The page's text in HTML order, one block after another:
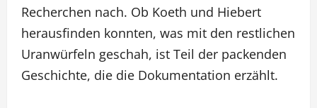
Recherchen nach. Ob Koeth und Hiebert
herausfinden konnten, was mit den restlichen
Uranwürfeln geschah, ist Teil der packenden
Geschichte, die die Dokumentation erzählt.